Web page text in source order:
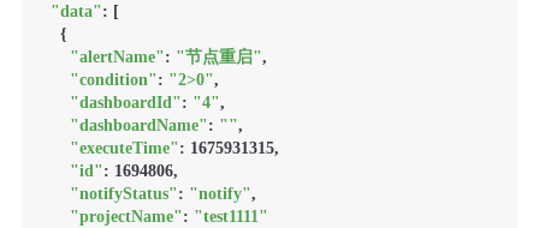
"data": [
    {
"alertName": "节点重启",
"condition": "2>0",
"dashboardId": "4",
"dashboardName": "",
"executeTime": 1675931315,
"id": 1694806,
"notifyStatus": "notify",
"projectName": "test1111"